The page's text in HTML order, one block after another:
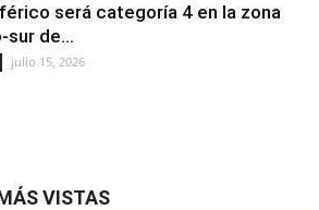
será categoría 4 en la zona
sur de...
julio 15, 2026
VISTAS